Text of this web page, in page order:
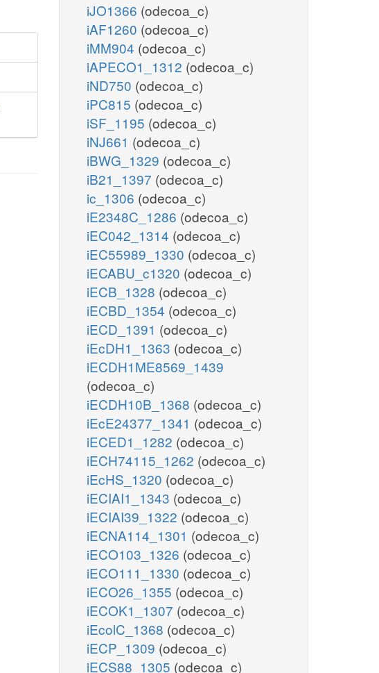
iJO1366 (odecoa_c)
iAF1260 (odecoa_c)
iMM904 (odecoa_c)
iAPECO1_1312 (odecoa_c)
iND750 (odecoa_c)
iPC815 (odecoa_c)
iSF_1195 (odecoa_c)
iNJ661 (odecoa_c)
iBWG_1329 (odecoa_c)
iB21_1397 (odecoa_c)
ic_1306 (odecoa_c)
iE2348C_1286 (odecoa_c)
iEC042_1314 (odecoa_c)
iEC55989_1330 (odecoa_c)
iECABU_c1320 (odecoa_c)
iECB_1328 (odecoa_c)
iECBD_1354 (odecoa_c)
iECD_1391 (odecoa_c)
iEcDH1_1363 (odecoa_c)
iECDH1ME8569_1439
(odecoa_c)
iECDH10B_1368 (odecoa_c)
iEcE24377_1341 (odecoa_c)
iECED1_1282 (odecoa_c)
iECH74115_1262 (odecoa_c)
iEcHS_1320 (odecoa_c)
iECIAI1_1343 (odecoa_c)
iECIAI39_1322 (odecoa_c)
iECNA114_1301 (odecoa_c)
iECO103_1326 (odecoa_c)
iECO111_1330 (odecoa_c)
iECO26_1355 (odecoa_c)
iECOK1_1307 (odecoa_c)
iEcolC_1368 (odecoa_c)
iECP_1309 (odecoa_c)
iECS88_1305 (odecoa_c)